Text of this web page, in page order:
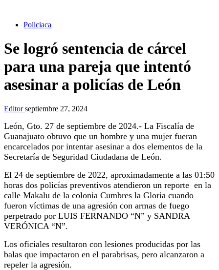
Policiaca
Se logró sentencia de cárcel
para una pareja que intentó
asesinar a policías de León
Editorseptiembre 27, 2024
León, Gto. 27 de septiembre de 2024.- La Fiscalía de
Guanajuato obtuvo que un hombre y una mujer fueran
encarcelados por intentar asesinar a dos elementos de la
Secretaría de Seguridad Ciudadana de León.
El 24 de septiembre de 2022, aproximadamente a las 01:50
horas dos policías preventivos atendieron un reporte en la
calle Makalu de la colonia Cumbres la Gloria cuando
fueron víctimas de una agresión con armas de fuego
perpetrado por LUIS FERNANDO “N” y SANDRA
VERÓNICA “N”.
Los oficiales resultaron con lesiones producidas por las
balas que impactaron en el parabrisas, pero alcanzaron a
repeler la agresión.